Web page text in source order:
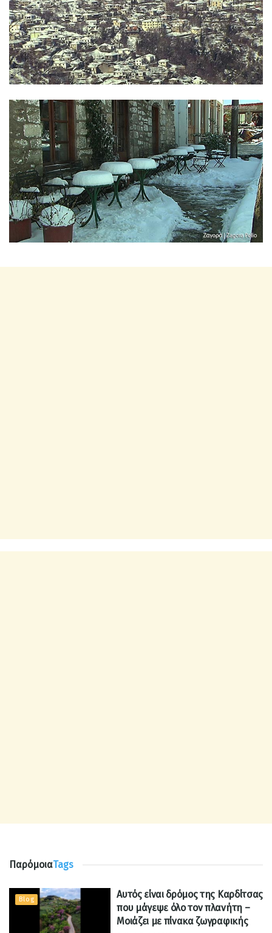
ΠαρόμοιαTags
Blog
Αυτός είναι δρόμος της Καρδίτσας
που μάγεψε όλο τον πλανήτη –
Μοιάζει με πίνακα ζωγραφικής